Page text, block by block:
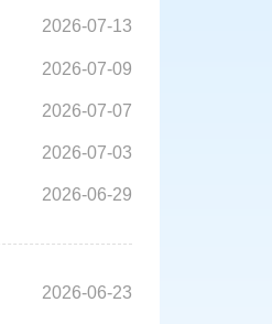
2026-07-13
2026-07-09
2026-07-07
2026-07-03
2026-06-29
2026-06-23